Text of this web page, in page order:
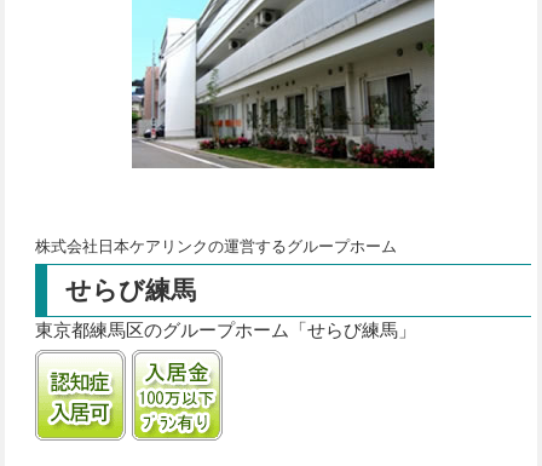
株式会社日本ケアリンクの運営するグループホーム
せらび練馬
東京都練馬区のグループホーム「せらび練馬」
認知症受け入れ可入居金100万円以下プランあり